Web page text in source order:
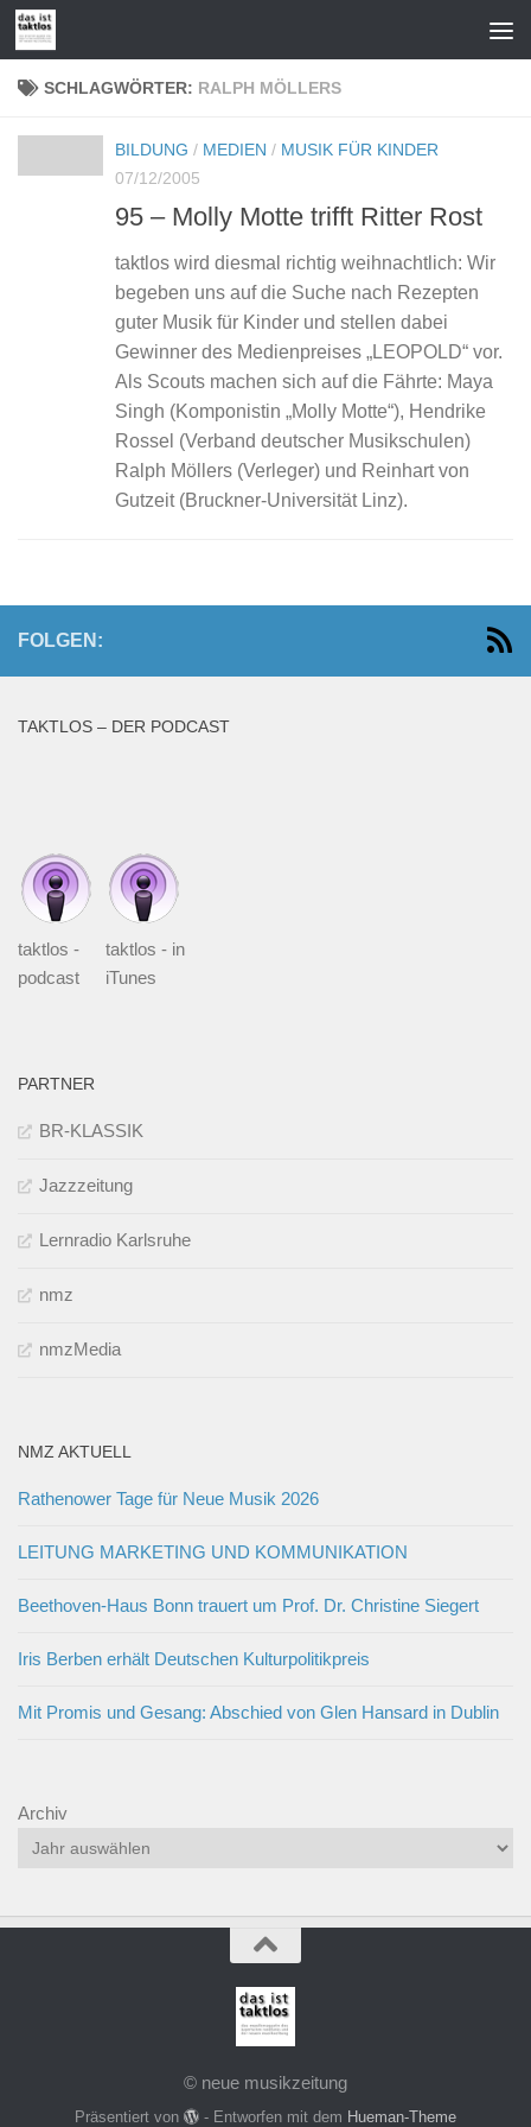
Zum Inhalt springen
SCHLAGWÖRTER: RALPH MÖLLERS
BILDUNG / MEDIEN / MUSIK FÜR KINDER
07/12/2005
95 – Molly Motte trifft Ritter Rost
taktlos wird diesmal richtig weihnachtlich: Wir
begeben uns auf die Suche nach Rezepten
guter Musik für Kinder und stellen dabei
Gewinner des Medienpreises „LEOPOLD“ vor.
Als Scouts machen sich auf die Fährte: Maya
Singh (Komponistin „Molly Motte“), Hendrike
Rossel (Verband deutscher Musikschulen)
Ralph Möllers (Verleger) und Reinhart von
Gutzeit (Bruckner-Universität Linz).
FOLGEN:
TAKTLOS – DER PODCAST
taktlos -
podcast
taktlos - in
iTunes
PARTNER
BR-KLASSIK
Jazzzeitung
Lernradio Karlsruhe
nmz
nmzMedia
NMZ AKTUELL
Rathenower Tage für Neue Musik 2026
LEITUNG MARKETING UND KOMMUNIKATION
Beethoven-Haus Bonn trauert um Prof. Dr. Christine Siegert
Iris Berben erhält Deutschen Kulturpolitikpreis
Mit Promis und Gesang: Abschied von Glen Hansard in Dublin
Archiv
© neue musikzeitung
Präsentiert von - Entworfen mit dem Hueman-Theme